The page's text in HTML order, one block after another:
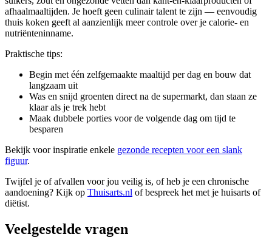
afhaalmaaltijden. Je hoeft geen culinair talent te zijn — eenvoudig
thuis koken geeft al aanzienlijk meer controle over je calorie- en
nutriënteninname.
Praktische tips:
Begin met één zelfgemaakte maaltijd per dag en bouw dat
langzaam uit
Was en snijd groenten direct na de supermarkt, dan staan ze
klaar als je trek hebt
Maak dubbele porties voor de volgende dag om tijd te
besparen
Bekijk voor inspiratie enkele gezonde recepten voor een slank
figuur.
Twijfel je of afvallen voor jou veilig is, of heb je een chronische
aandoening? Kijk op Thuisarts.nl of bespreek het met je huisarts of
diëtist.
Veelgestelde vragen